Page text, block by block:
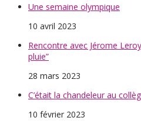
Une semaine olympique
10 avril 2023
Rencontre avec Jérome
pluie”
28 mars 2023
C’était la chandeleur au
10 février 2023